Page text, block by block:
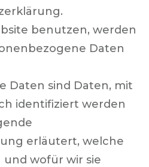
benutzen, werden
Daten
Daten sind Daten, mit
identifiziert werden
erläutert, welche
wofür wir sie